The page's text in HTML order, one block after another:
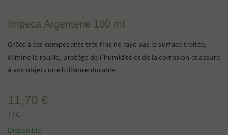
Impeca Argenterie 100 ml
Grâce à ces composants très fins ne raye pas la surface traitée,
élimine la rouille, protège de l’humidité et de la corrosion et assure
à vos objets une brillance durable.
11,70 €
TTC
Disponible